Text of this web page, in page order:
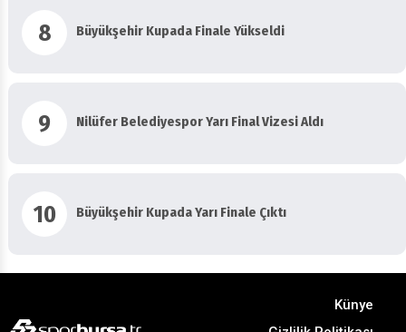
8 Büyükşehir Kupada Finale Yükseldi
9 Nilüfer Belediyespor Yarı Final Vizesi Aldı
10 Büyükşehir Kupada Yarı Finale Çıktı
Künye